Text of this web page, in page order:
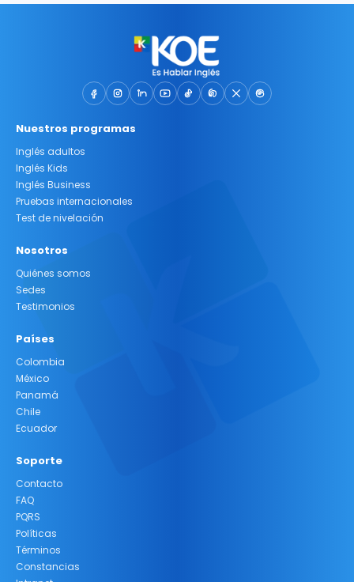
Nuestros programas
Inglés adultos
Inglés Kids
Inglés Business
Pruebas internacionales
Test de nivelación
Nosotros
Quiénes somos
Sedes
Testimonios
Países
Colombia
México
Panamá
Chile
Ecuador
Soporte
Contacto
FAQ
PQRS
Políticas
Términos
Constancias